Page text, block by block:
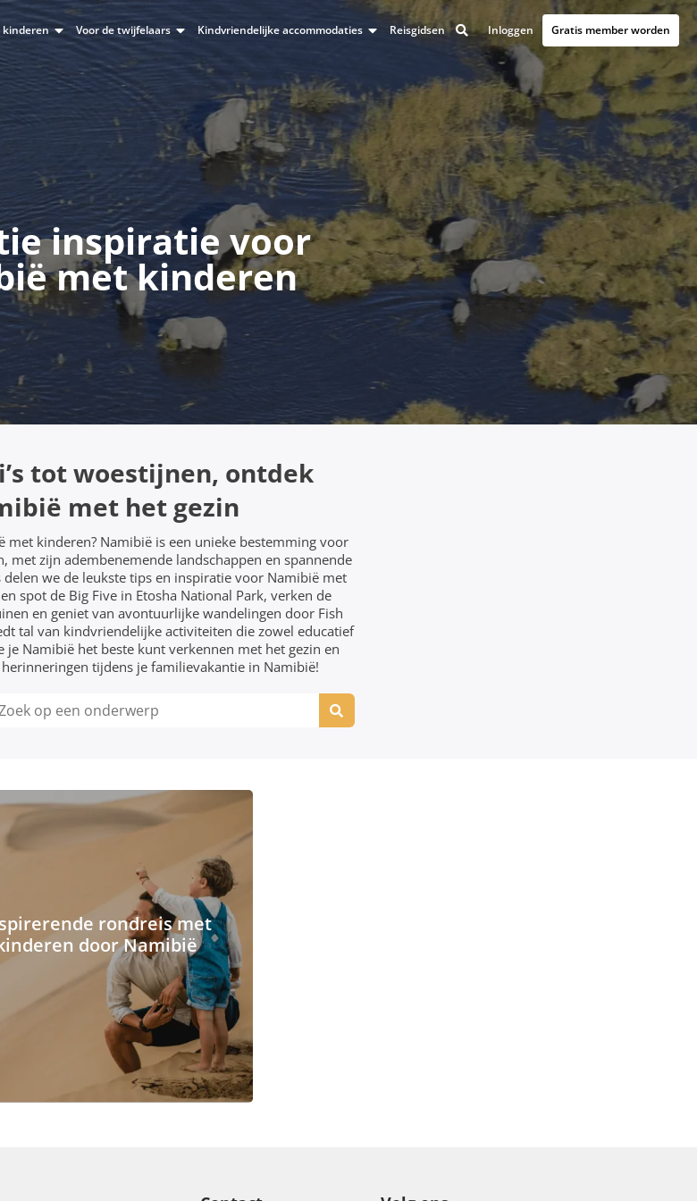
kinderen Voor de twijfelaars Kindvriendelijke accommodaties Reisgidsen Inloggen Gratis member worden
inspiratie voor
met kinderen
tot woestijnen, ontdek
met het gezin
met kinderen? Namibië is een unieke bestemming voor
met zijn adembenemende landschappen en spannende
we de leukste tips en inspiratie voor Namibië met
spot de Big Five in Etosha National Park, verken de
en geniet van avontuurlijke wandelingen door Fish
tal van kindvriendelijke activiteiten die zowel educatief
je Namibië het beste kunt verkennen met het gezin en
tijdens je familievakantie in Namibië!
rondreis met
door Namibië